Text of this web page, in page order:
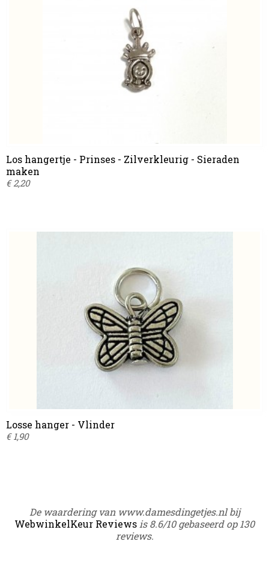
Los hangertje - Prinses - Zilverkleurig - Sieraden
maken
€ 2,20
Losse hanger - Vlinder
€ 1,90
De waardering van www.damesdingetjes.nl bij
WebwinkelKeur Reviews is 8.6/10 gebaseerd op 130
reviews.